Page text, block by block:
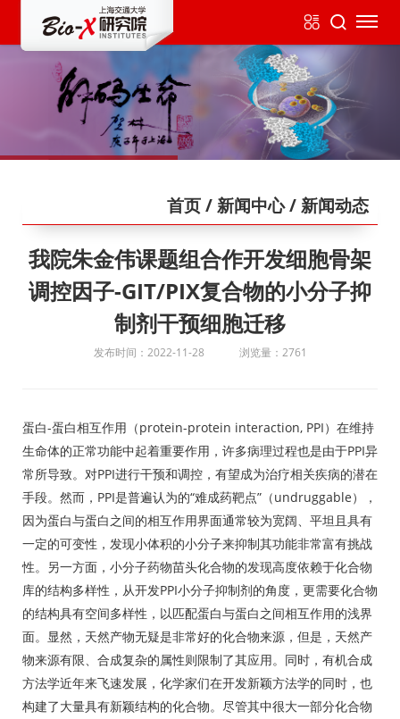
首页/ 新闻中心/ 新闻动态
我院朱金伟课题组合作开发细胞骨架
调控因子-GIT/PIX复合物的小分子抑
制剂干预细胞迁移
发布时间：2022-11-28 浏览量：2761
蛋白-蛋白相互作用（protein-protein interaction, PPI）在维持
生命体的正常功能中起着重要作用，许多病理过程也是由于PPI异
常所导致。对PPI进行干预和调控，有望成为治疗相关疾病的潜在
手段。然而，PPI是普遍认为的“难成药靶点”（undruggable），
因为蛋白与蛋白之间的相互作用界面通常较为宽阔、平坦且具有
一定的可变性，发现小体积的小分子来抑制其功能非常富有挑战
性。另一方面，小分子药物苗头化合物的发现高度依赖于化合物
库的结构多样性，从开发PPI小分子抑制剂的角度，更需要化合物
的结构具有空间多样性，以匹配蛋白与蛋白之间相互作用的浅界
面。显然，天然产物无疑是非常好的化合物来源，但是，天然产
物来源有限、合成复杂的属性则限制了其应用。同时，有机合成
方法学近年来飞速发展，化学家们在开发新颖方法学的同时，也
构建了大量具有新颖结构的化合物。尽管其中很大一部分化合物